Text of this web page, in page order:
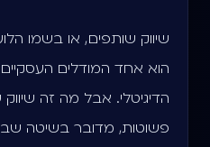
הוא אחד המודלים העסקיים
הדיגיטלי. אבל מה זה
פשוטות, מדובר בשיטה